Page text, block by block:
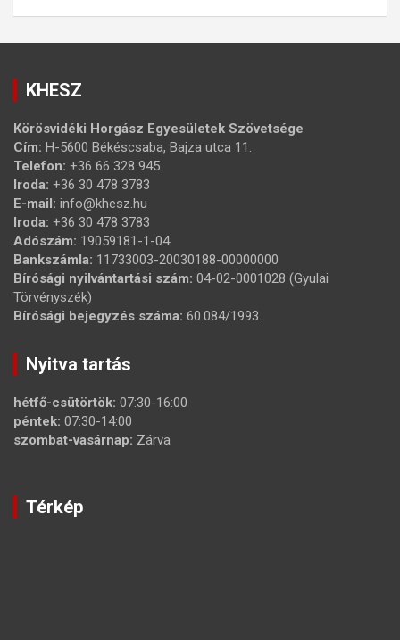
KHESZ
Körösvidéki Horgász Egyesületek Szövetsége
Cím: H-5600 Békéscsaba, Bajza utca 11.
Telefon: +36 66 328 945
Iroda: +36 30 478 3783
E-mail: info@khesz.hu
Iroda: +36 30 478 3783
Adószám: 19059181-1-04
Bankszámla: 11733003-20030188-00000000
Bírósági nyilvántartási szám: 04-02-0001028 (Gyulai
Törvényszék)
Bírósági bejegyzés száma: 60.084/1993.
Nyitva tartás
hétfő-csütörtök: 07:30-16:00
péntek: 07:30-14:00
szombat-vasárnap: Zárva
Térkép